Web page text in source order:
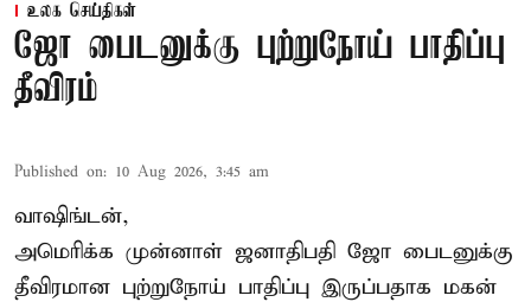
உலக செய்திகள்
ஜோ பைடனுக்கு புற்றுநோய் பாதிப்பு
தீவிரம்
Published on: 10 Aug 2026, 3:45 am
வாஷிங்டன்,
அமெரிக்க முன்னாள் ஜனாதிபதி ஜோ பைடனுக்கு
தீவிரமான புற்றுநோய் பாதிப்பு இருப்பதாக மகன்